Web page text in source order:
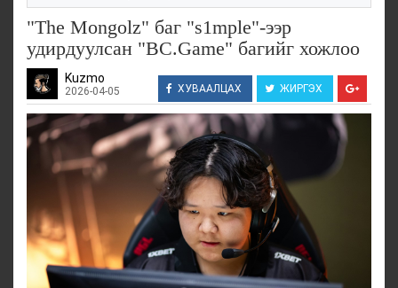
"The Mongolz" баг "s1mple"-ээр
удирдуулсан "BC.Game" багийг хожлоо
Kuzmo
2026-04-05 ХУВААЛЦАХ ЖИРГЭХ